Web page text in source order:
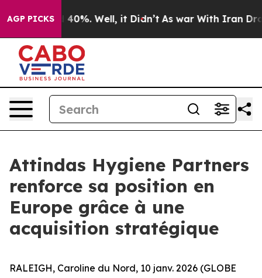
AGP PICKS
Around 40%. Well, it Didn’t As war With Iran Drove
Attindas Hygiene Partners
renforce sa position en
Europe grâce à une
acquisition stratégique
RALEIGH, Caroline du Nord, 10 janv. 2026 (GLOBE